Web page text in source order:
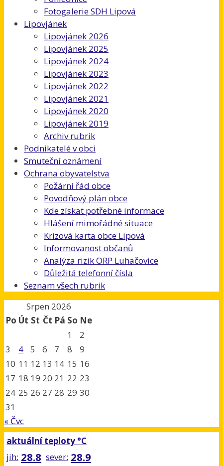
Fotogalerie SDH Lipová
Lipovjánek
Lipovjánek 2026
Lipovjánek 2025
Lipovjánek 2024
Lipovjánek 2023
Lipovjánek 2022
Lipovjánek 2021
Lipovjánek 2020
Lipovjánek 2019
Archiv rubrik
Podnikatelé v obci
Smuteční oznámení
Ochrana obyvatelstva
Požární řád obce
Povodňový plán obce
Kde získat potřebné informace
Hlášení mimořádné situace
Krizová karta obce Lipová
Informovanost občanů
Analýza rizik ORP Luhačovice
Důležitá telefonní čísla
Seznam všech rubrik
Srpen 2026
Po Út St Čt Pá So Ne
1
2
3
4 5 6 7 8
9
10 11 12 13 14 15 16
17 18 19 20 21 22 23
24 25 26 27 28 29 30
31
« Čvc
aktuální teploty °C
jih: 28.8 sever: 28.9